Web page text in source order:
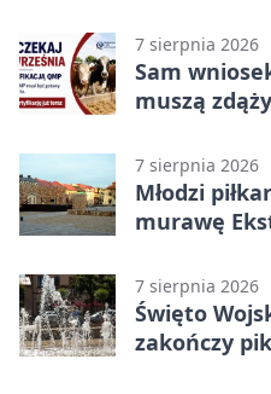
7 sierpnia 2026
Sam
muszą
7 sierpnia 2026
Młodzi
murawę
7 sierpnia 2026
Święto
zakończy